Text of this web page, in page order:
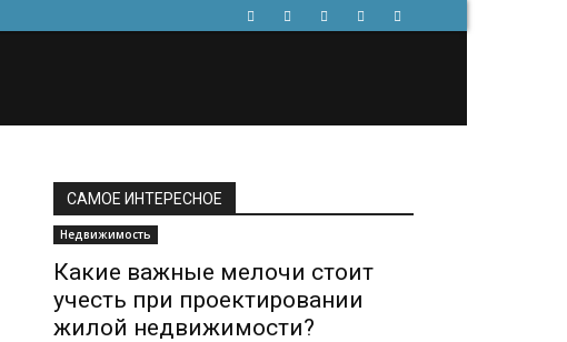
САМОЕ ИНТЕРЕСНОЕ
Недвижимость
Какие важные мелочи стоит
учесть при проектировании
жилой недвижимости?